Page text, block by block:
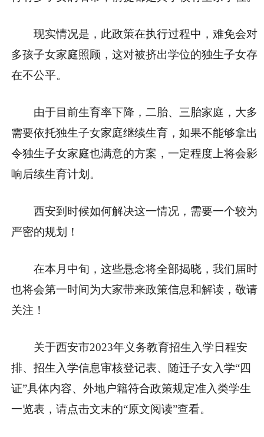
现实情况是，此政策在执行过程中，难免会对
多孩子女家庭照顾，这对被挤出学位的独生子女存
在不公平。
由于目前生育率下降，二胎、三胎家庭，大多
需要依托独生子女家庭继续生育，如果不能够拿出
令独生子女家庭也满意的方案，一定程度上将会影
响后续生育计划。
西安到时候如何解决这一情况，需要一个较为
严密的规划！
在本月中旬，这些悬念将全部揭晓，我们届时
也将会第一时间为大家带来政策信息和解读，敬请
关注！
关于西安市2023年义务教育招生入学日程安
排、招生入学信息审核登记表、随迁子女入学“四
证”具体内容、外地户籍符合政策规定准入类学生
一览表 ，请点击文末的“原文阅读”查看。